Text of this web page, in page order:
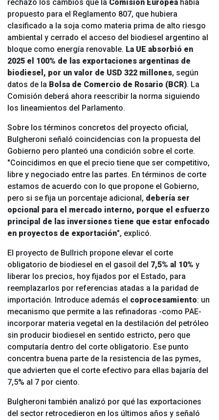
rechazó los cambios que la Comisión Europea había
propuesto para el Reglamento 807, que hubiera
clasificado a la soja como materia prima de alto riesgo
ambiental y cerrado el acceso del biodiesel argentino al
bloque como energía renovable. La UE absorbió en
2025 el 100% de las exportaciones argentinas de
biodiesel, por un valor de USD 322 millones, según
datos de la Bolsa de Comercio de Rosario (BCR). La
Comisión deberá ahora reescribir la norma siguiendo
los lineamientos del Parlamento.
Sobre los términos concretos del proyecto oficial,
Bulgheroni señaló coincidencias con la propuesta del
Gobierno pero planteó una condición sobre el corte.
"Coincidimos en que el precio tiene que ser competitivo,
libre y negociado entre las partes. En términos de corte
estamos de acuerdo con lo que propone el Gobierno,
pero si se fija un porcentaje adicional, debería ser
opcional para el mercado interno, porque el esfuerzo
principal de las inversiones tiene que estar enfocado
en proyectos de exportación", explicó.
El proyecto de Bullrich propone elevar el corte
obligatorio de biodiesel en el gasoil del 7,5% al 10% y
liberar los precios, hoy fijados por el Estado, para
reemplazarlos por referencias atadas a la paridad de
importación. Introduce además el coprocesamiento: un
mecanismo que permite a las refinadoras -como PAE-
incorporar materia vegetal en la destilación del petróleo
sin producir biodiesel en sentido estricto, pero que
computaría dentro del corte obligatorio. Ese punto
concentra buena parte de la resistencia de las pymes,
que advierten que el corte efectivo para ellas bajaría del
7,5% al 7 por ciento.
Bulgheroni también analizó por qué las exportaciones
del sector retrocedieron en los últimos años y señaló